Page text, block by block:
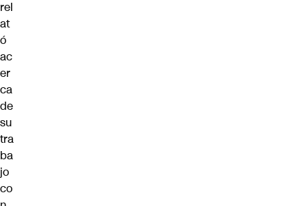
rel
at
ó
ac
er
ca
de
su
tra
ba
jo
co